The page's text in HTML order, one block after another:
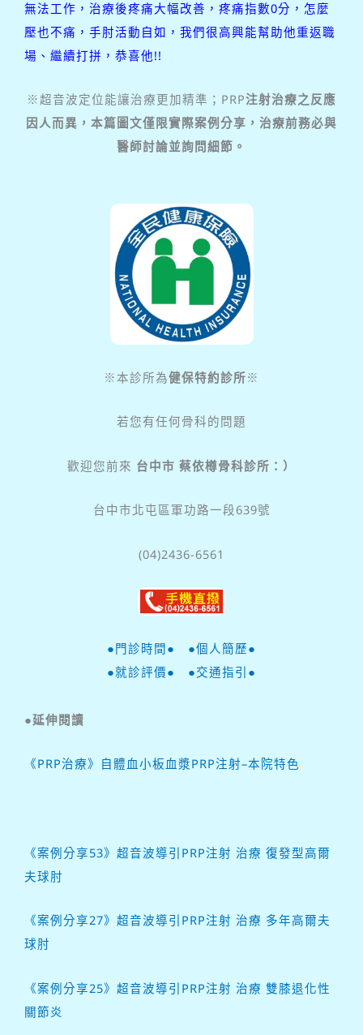
無法工作，治療後疼痛大幅改善，疼痛指數0分，怎麼
壓也不痛，手肘活動自如，我們很高興能幫助他重返職
場、繼續打拼，恭喜他!!
※超音波定位能讓治療更加精準；PRP注射治療之反應
因人而異，本篇圖文僅限實際案例分享，治療前務必與
醫師討論並詢問細節。
※本診所為健保特約診所※
若您有任何骨科的問題
歡迎您前來 台中市 蔡依樽骨科診所：）
台中市北屯區軍功路一段639號
(04)2436-6561
●門診時間●
●個人簡歷●
●就診評價●
●交通指引●
●延伸閱讀
《PRP治療》自體血小板血漿PRP注射–本院特色
《案例分享53》超音波導引PRP注射 治療 復發型高爾
夫球肘
《案例分享27》超音波導引PRP注射 治療 多年高爾夫
球肘
《案例分享25》超音波導引PRP注射 治療 雙膝退化性
關節炎